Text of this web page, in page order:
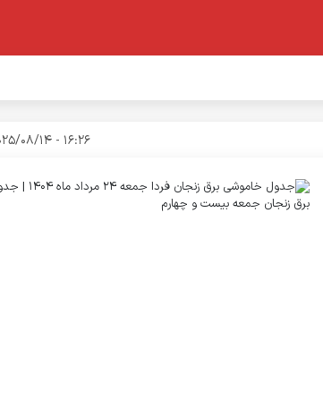
16:26 - 2025/08/14